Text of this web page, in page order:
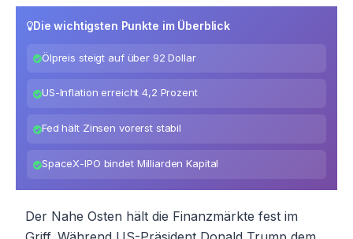
Die wichtigsten Punkte im Überblick
Ölpreis steigt auf über 92 Dollar
US-Inflation erreicht 4,2 Prozent
Fed hält Zinsen vorerst stabil
SpaceX-IPO bindet Milliarden Kapital
Der Nahe Osten hält die Finanzmärkte fest im